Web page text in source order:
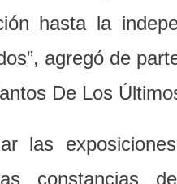
hasta la
agregó de
De Los
las
constancias